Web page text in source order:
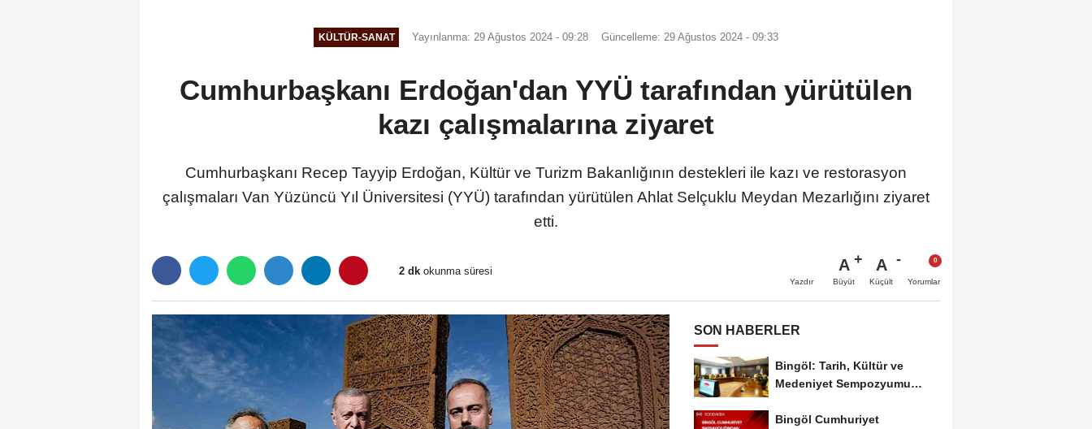
KÜLTÜR-SANAT Yayınlanma: 29 Ağustos 2024 - 09:28 Güncelleme: 29 Ağustos 2024 - 09:33
Cumhurbaşkanı Erdoğan'dan YYÜ tarafından yürütülen
kazı çalışmalarına ziyaret
Cumhurbaşkanı Recep Tayyip Erdoğan, Kültür ve Turizm Bakanlığının destekleri ile kazı ve restorasyon
çalışmaları Van Yüzüncü Yıl Üniversitesi (YYÜ) tarafından yürütülen Ahlat Selçuklu Meydan Mezarlığını ziyaret
etti.
2 dk okunma süresi
Yazdır
A
Büyüt
A
Küçült Yorumlar
SON HABERLER
Bingöl: Tarih, Kültür ve
Medeniyet Sempozyumu
Bingöl Cumhuriyet